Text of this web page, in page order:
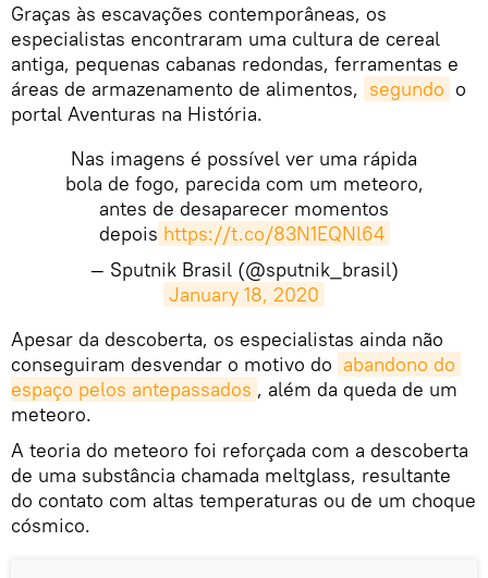
Graças às escavações contemporâneas, os
especialistas encontraram uma cultura de cereal
antiga, pequenas cabanas redondas, ferramentas e
áreas de armazenamento de alimentos, segundo o
portal Aventuras na História.
Nas imagens é possível ver uma rápida
bola de fogo, parecida com um meteoro,
antes de desaparecer momentos
depois https://t.co/83N1EQNl64
— Sputnik Brasil (@sputnik_brasil)
January 18, 2020
Apesar da descoberta, os especialistas ainda não
conseguiram desvendar o motivo do abandono do
espaço pelos antepassados , além da queda de um
meteoro.
A teoria do meteoro foi reforçada com a descoberta
de uma substância chamada meltglass, resultante
do contato com altas temperaturas ou de um choque
cósmico.